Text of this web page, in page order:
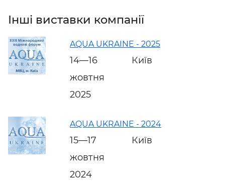
Інші виставки компанії
AQUA UKRAINE - 2025
14—16
жовтня
2025
Київ
AQUA UKRAINE - 2024
15—17
жовтня
2024
Київ